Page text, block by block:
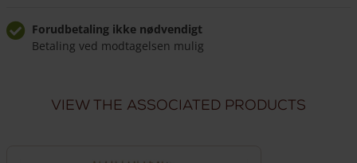
antal
Forudbetaling ikke nødvendigt
Betaling ved modtagelsen mulig
View the associated products